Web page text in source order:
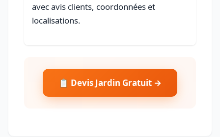
avec avis clients, coordonnées et
localisations.
📋 Devis Jardin Gratuit →